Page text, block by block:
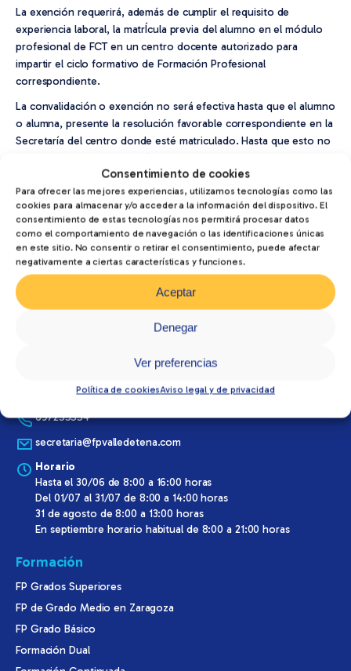
Consentimiento de cookies
Para ofrecer las mejores experiencias, utilizamos tecnologías como las
cookies para almacenar y/o acceder a la información del dispositivo. El
consentimiento de estas tecnologías nos permitirá procesar datos
como el comportamiento de navegación o las identificaciones únicas
en este sitio. No consentir o retirar el consentimiento, puede afectar
negativamente a ciertas características y funciones.
Aceptar
Denegar
Ver preferencias
Política de cookiesAviso legal y de privacidad
La exención requerirá, además de cumplir el requisito de
experiencia laboral, la matrÍcula previa del alumno en el módulo
profesional de FCT en un centro docente autorizado para
impartir el ciclo formativo de Formación Profesional
correspondiente.
La convalidación o exención no será efectiva hasta que el alumno
o alumna, presente la resolución favorable correspondiente en la
Secretaría del centro donde esté matriculado. Hasta que esto no
ocurra, el alumnado deberá asistir a las actividades lectivas
Solicitud de exención de F.C.T.(Anexo VI), pinchandoaquí.
Contacta con nosotros
P.º de Isabel la Católica, 550009 Zaragoza
697255554
secretaria@fpvalledetena.com
Horario
Hasta el 30/06 de 8:00 a 16:00 horas
Del 01/07 al 31/07 de 8:00 a 14:00 horas
31 de agosto de 8:00 a 13:00 horas
En septiembre horario habitual de 8:00 a 21:00 horas
Formación
FP Grados Superiores
FP de Grado Medio en Zaragoza
FP Grado Básico
Formación Dual